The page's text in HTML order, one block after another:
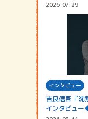
2026-07-29
インタビュー
吉良信吾『沈
インタビュ